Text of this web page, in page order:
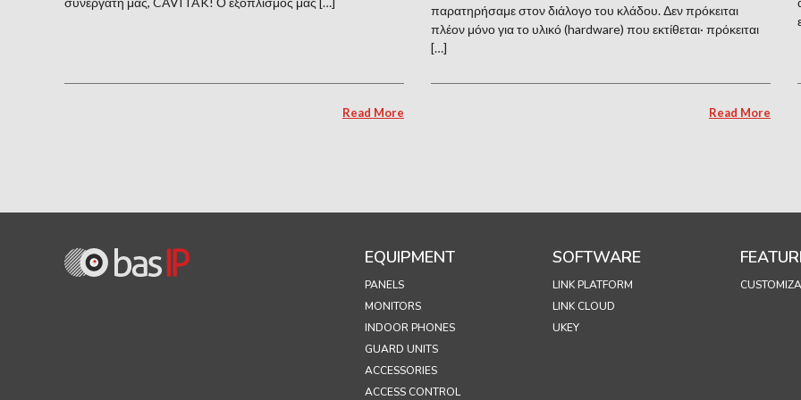
Read More
παρατηρήσαμε στον διάλογο του κλάδου. Δεν πρόκειται
πλέον μόνο για το υλικό (hardware) που εκτίθεται· πρόκειται
[…]
Read More
EQUIPMENT
PANELS
MONITORS
INDOOR PHONES
GUARD UNITS
ACCESSORIES
ACCESS CONTROL
SOFTWARE
LINK PLATFORM
LINK CLOUD
UKEY